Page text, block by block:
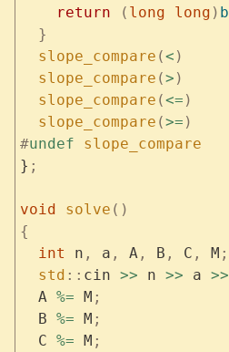
    return
( long long ) b
  }
  slope_compare
(< )
  slope_compare
(> )
  slope_compare
(<= )
  slope_compare
(>= )
#undef slope_compare
} ;
void solve ()
{
  int
n , a , A , B , C , M ;
  std
:: cin >> n >> a >>
  A
%= M ;
  B
%= M ;
  C
%= M ;